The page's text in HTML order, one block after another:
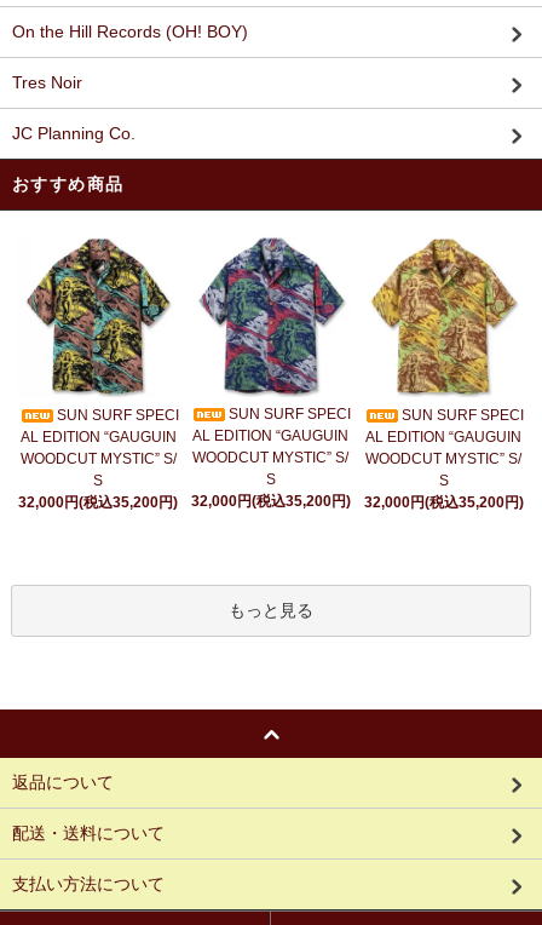
On the Hill Records (OH! BOY)
Tres Noir
JC Planning Co.
おすすめ商品
SUN SURF SPECI
AL EDITION “GAUGUIN
WOODCUT MYSTIC” S/
S
32,000円(税込35,200円)
SUN SURF SPECI
AL EDITION “GAUGUIN
WOODCUT MYSTIC” S/
S
32,000円(税込35,200円)
SUN SURF SPECI
AL EDITION “GAUGUIN
WOODCUT MYSTIC” S/
S
32,000円(税込35,200円)
もっと見る
返品について
配送・送料について
支払い方法について